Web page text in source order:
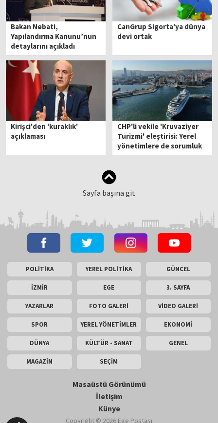
Bakan Nebati,
Yapılandırma Kanunu’nun
detaylarını açıkladı
CanGrup Sigorta'ya dünya
devi ortak
Kirişci'den 'kuraklık'
açıklaması
CHP'li vekile 'Kruvaziyer
Turizmi' eleştirisi: Yerel
yönetimlere de sorumluk
düşüyor
Sayfa başına git
POLİTİKA YEREL POLİTİKA GÜNCEL
İZMİR EGE 3. SAYFA
YAZARLAR FOTO GALERİ VİDEO GALERİ
SPOR YEREL YÖNETİMLER EKONOMİ
DÜNYA KÜLTÜR - SANAT GENEL
MAGAZİN SEÇİM
Masaüstü Görünümü
İletişim
Künye
Copyright © 2026 Ege Postası